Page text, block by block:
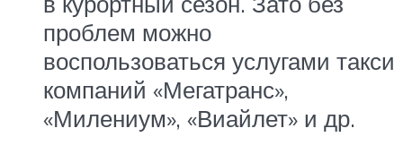
проблем можно
воспользоваться услугами такси
компаний «Мегатранс»,
«Милениум», «Виайлет» и др.